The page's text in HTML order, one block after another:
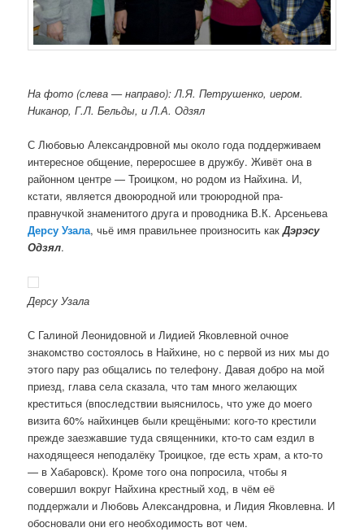
На фото (слева — направо): Л.Я. Петрушенко, иером.
Никанор, Г.Л. Бельды, и Л.А. Одзял
С Любовью Александровной мы около года поддерживаем
интересное общение, переросшее в дружбу. Живёт она в
районном центре — Троицком, но родом из Найхина. И,
кстати, является двоюродной или троюродной пра-
правнучкой знаменитого друга и проводника В.К. Арсеньева
Дерсу Узала, чьё имя правильнее произносить какДэрэсу
Одзял.
Дерсу Узала
С Галиной Леонидовной и Лидией Яковлевной очное
знакомство состоялось в Найхине, но с первой из них мы до
этого пару раз общались по телефону. Давая добро на мой
приезд, глава села сказала, что там много желающих
креститься (впоследствии выяснилось, что уже до моего
визита 60% найхинцев были крещёными: кого-то крестили
прежде заезжавшие туда священники, кто-то сам ездил в
находящееся неподалёку Троицкое, где есть храм, а кто-то
— в Хабаровск). Кроме того она попросила, чтобы я
совершил вокруг Найхина крестный ход, в чём её
поддержали и Любовь Александровна, и Лидия Яковлевна. И
обосновали они его необходимость вот чем.